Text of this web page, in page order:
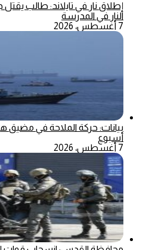
إطلاق نار في تايلاند: طالب
النار في المدرسة
7 أغسطس، 2026
أسبوع
7 أغسطس، 2026